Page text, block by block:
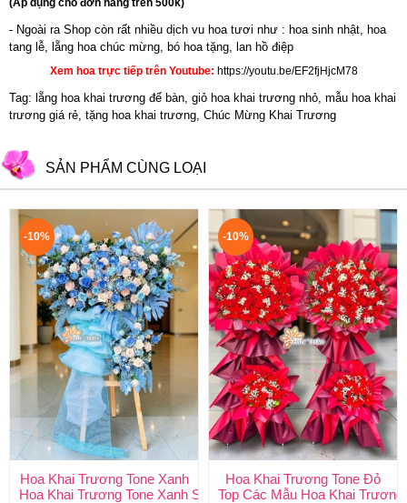
(Áp dụng cho đơn hàng trên 500k)
- Ngoài ra Shop còn rất nhiều dịch vu hoa tươi như : hoa sinh nhật
hoa
tang lễ
ẵng hoa chúc mừng bó hoa tặng lan hồ điệp
Xem hoa trực tiếp trên Youtube: https://youtu.be/EF2fjHjcM78
Tag: lẵng hoa khai trương để bàn, giỏ hoa khai trương nhỏ, mẫu hoa khai
trương giá rẻ, tặng hoa khai trương, Chúc Mừng Khai Trương
SẢN PHẨM CÙNG LOẠI
-10%
Hoa Khai Trương Tone Xanh
Hoa Khai Trương Tone Xanh Sang Trọng, Độc Đáo | Shop Hoa
-10%
Hoa Khai Trương Tone Đỏ
Top Các Mẫu Hoa Khai